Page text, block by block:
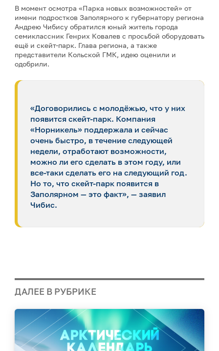
В момент осмотра «Парка новых возможностей» от
имени подростков Заполярного к губернатору региона
Андрею Чибису обратился юный житель города
семиклассник Генрих Ковалев с просьбой оборудовать
ещё и скейт-парк. Глава региона, а также
представители Кольской ГМК, идею оценили и
одобрили.
«Договорились с молодёжью, что у них
появится скейт-парк. Компания
«Норникель» поддержала и сейчас
очень быстро, в течение следующей
недели, отработают возможности,
можно ли его сделать в этом году, или
все-таки сделать его на следующий год.
Но то, что скейт-парк появится в
Заполярном — это факт», — заявил
Чибис.
ДАЛЕЕ В РУБРИКЕ